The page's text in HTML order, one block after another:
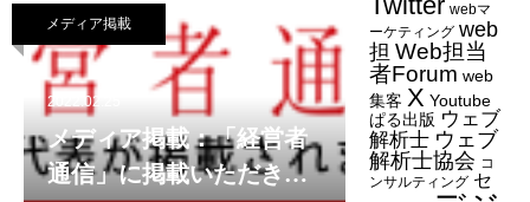
載されていません）。週刊エコノミスト（3月
29日号
メディア掲載
2022.02.25
メディア掲載：「経営者
通信」に掲載いただきま
Twitter webマ
ーケティング web
担 Web担当
者Forum web
集客 X Youtube
ぱる出版 ウェブ
解析士 ウェブ
解析士協会 コ
ンサルティング セ